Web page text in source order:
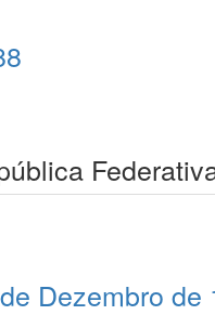
Dezembro de